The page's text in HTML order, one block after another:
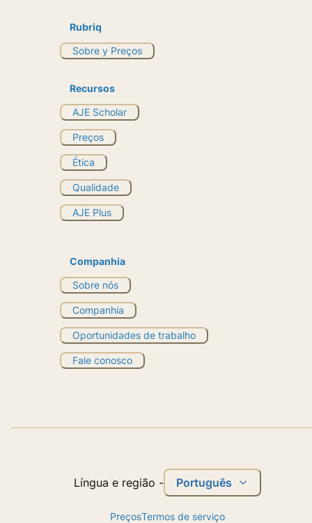
Rubriq
Sobre y Preços
Recursos
AJE Scholar
Preços
Ética
Qualidade
AJE Plus
Companhia
Sobre nós
Companhia
Oportunidades de trabalho
Fale conosco
PreçosTermos de serviço
Língua e região - Português